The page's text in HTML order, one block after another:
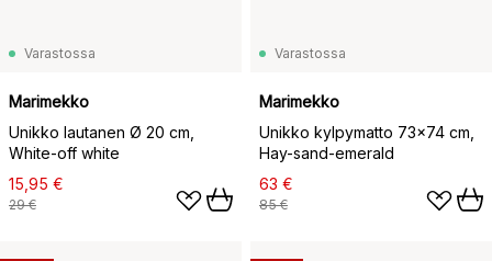
Varastossa
Marimekko
Unikko lautanen Ø 20 cm,
White-off white
15,95 €
29 €
Varastossa
Marimekko
Unikko kylpymatto 73x74 cm,
Hay-sand-emerald
63 €
85 €